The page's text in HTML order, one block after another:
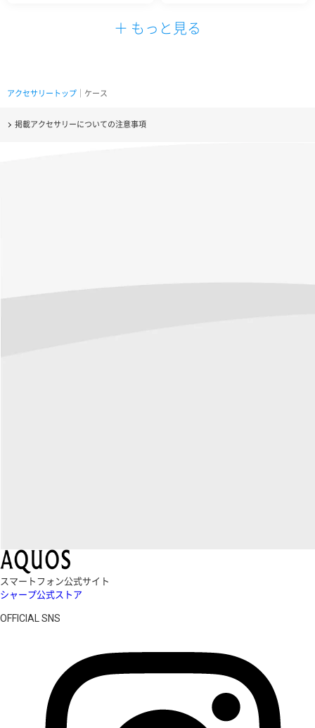
＋ もっと見る
アクセサリートップ ｜ケース
掲載アクセサリーについての注意事項
スマートフォン公式サイト
シャープ公式ストア
OFFICIAL SNS